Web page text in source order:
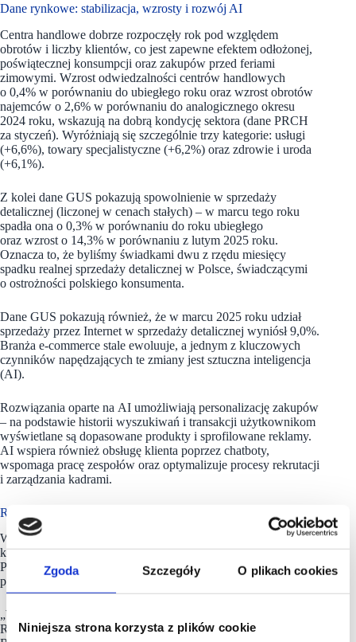
Zgoda Szczegóły O plikach cookies
Niniejsza strona korzysta z plików cookie
Dane rynkowe: stabilizacja, wzrosty i rozwój AI
Centra handlowe dobrze rozpoczęły rok pod względem
obrotów i liczby klientów, co jest zapewne efektem odłożonej,
poświątecznej konsumpcji oraz zakupów przed feriami
zimowymi. Wzrost odwiedzalności centrów handlowych
o 0,4% w porównaniu do ubiegłego roku oraz wzrost obrotów
najemców o 2,6% w porównaniu do analogicznego okresu
2024 roku, wskazują na dobrą kondycję sektora (dane PRCH
za styczeń). Wyróżniają się szczególnie trzy kategorie: usługi
(+6,6%), towary specjalistyczne (+6,2%) oraz zdrowie i uroda
(+6,1%).
Z kolei dane GUS pokazują spowolnienie w sprzedaży
detalicznej (liczonej w cenach stałych) – w marcu tego roku
spadła ona o 0,3% w porównaniu do roku ubiegłego
oraz wzrost o 14,3% w porównaniu z lutym 2025 roku.
Oznacza to, że byliśmy świadkami dwu z rzędu miesięcy
spadku realnej sprzedaży detalicznej w Polsce, świadczącymi
o ostrożności polskiego konsumenta.
Dane GUS pokazują również, że w marcu 2025 roku udział
sprzedaży przez Internet w sprzedaży detalicznej wyniósł 9,0%.
Branża e-commerce stale ewoluuje, a jednym z kluczowych
czynników napędzających te zmiany jest sztuczna inteligencja
(AI).
Rozwiązania oparte na AI umożliwiają personalizację zakupów
– na podstawie historii wyszukiwań i transakcji użytkownikom
wyświetlane są dopasowane produkty i sprofilowane reklamy.
AI wspiera również obsługę klienta poprzez chatboty,
wspomaga pracę zespołów oraz optymalizuje procesy rekrutacji
i zarządzania kadrami.
Rynek nieruchomości czeka na REIT-y
W całym 2024 roku kwota transakcji na rynku nieruchomości
komercyjnych osiągnęła prawie 5 mld EUR, czyli około 22 mld
PLN, z czego ponad 90% transakcji zawarta została
przez fundusze spoza naszego kraju.
„Wynika to m.in.: z braku wdrożenia zapowiadanych przez lata
REIT-ów, które z powodzeniem działają m.in. w Czechach.